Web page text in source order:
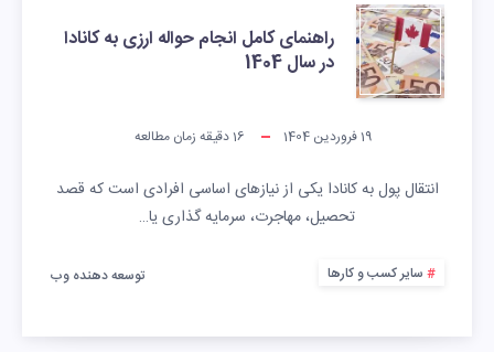
راهنمای کامل انجام حواله ارزی به کانادا
در سال 1404
19 فروردین 1404 16دقیقه زمان مطالعه
انتقال پول به کانادا یکی از نیازهای اساسی افرادی است که قصد
تحصیل، مهاجرت، سرمایه گذاری یا…
سایر کسب و کارها توسعه دهنده وب